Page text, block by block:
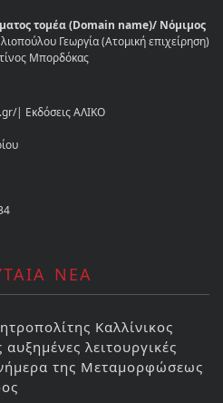
τομέα (Domain name)/ Νόμιμος
Γεωργία (Ατομική επιχείρηση)
Μπορδόκας
| Εκδόσεις ΑΛΙΚΟ
ΝΕΑ
Καλλίνικος
αυξημένες λειτουργικές
της Μεταμορφώσεως